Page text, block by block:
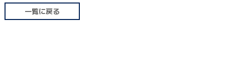
一覧に戻る